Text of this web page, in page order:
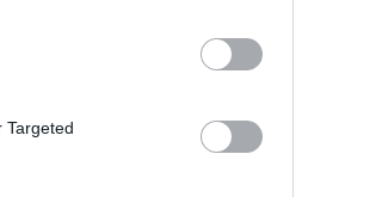
Targeted
kérdéses volt, hogy mi lesz a sorsa.